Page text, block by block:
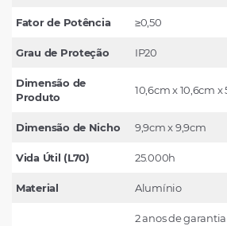
Fator de Potência ≥0,50
Grau de Proteção IP20
Dimensão de
Produto
10,6cm x 10,6cm x
Dimensão de Nicho 9,9cm x 9,9cm
Vida Útil (L70) 25.000h
Material Alumínio
2 anos de